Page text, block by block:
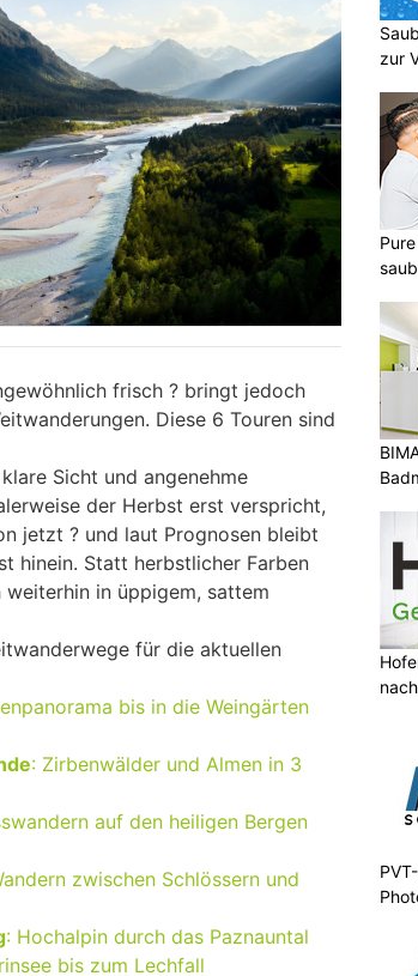
frisch ? bringt jedoch
Diese 6 Touren sind
Sicht und angenehme
der Herbst erst verspricht,
jetzt ? und laut Prognosen bleibt
hinein. Statt herbstlicher Farben
in üppigem, sattem
für die aktuellen
bis in die Weingärten
: Zirbenwälder und Almen in 3
auf den heiligen Bergen
zwischen Schlössern und
: Hochalpin durch das Paznauntal
bis zum Lechfall
zur